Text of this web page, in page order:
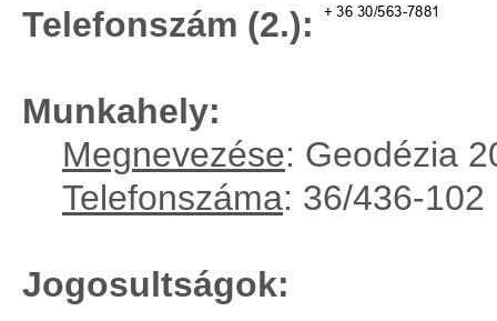
Telefonszám (2.):
Munkahely:
Megnevezése: Geodézia
Telefonszáma: 36/436-102
Jogosultságok: